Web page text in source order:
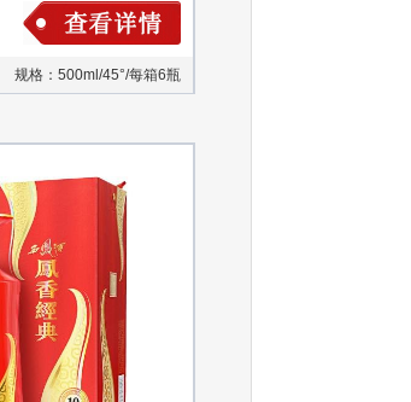
规格：500ml/45°/每箱6瓶